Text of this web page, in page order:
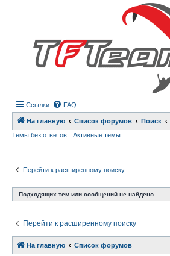
Ссылки FAQ
На главную Список форумов Поиск
Темы без ответов
Активные темы
Перейти к расширенному поиску
Подходящих тем или сообщений не найдено.
Перейти к расширенному поиску
На главную Список форумов
Связаться с